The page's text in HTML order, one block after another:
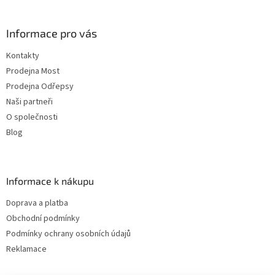
Informace pro vás
Kontakty
Prodejna Most
Prodejna Odřepsy
Naši partneři
O společnosti
Blog
Informace k nákupu
Doprava a platba
Obchodní podmínky
Podmínky ochrany osobních údajů
Reklamace